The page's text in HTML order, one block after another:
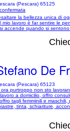
(Pescara) 65125
la bellezza unica di
lavoro è far sentire le
accende quando si sentono
De
(Pescara) 65123
purtroppo non sto
a domicilio, offro
tagli femminili e maschili,
tinta, schiariture,